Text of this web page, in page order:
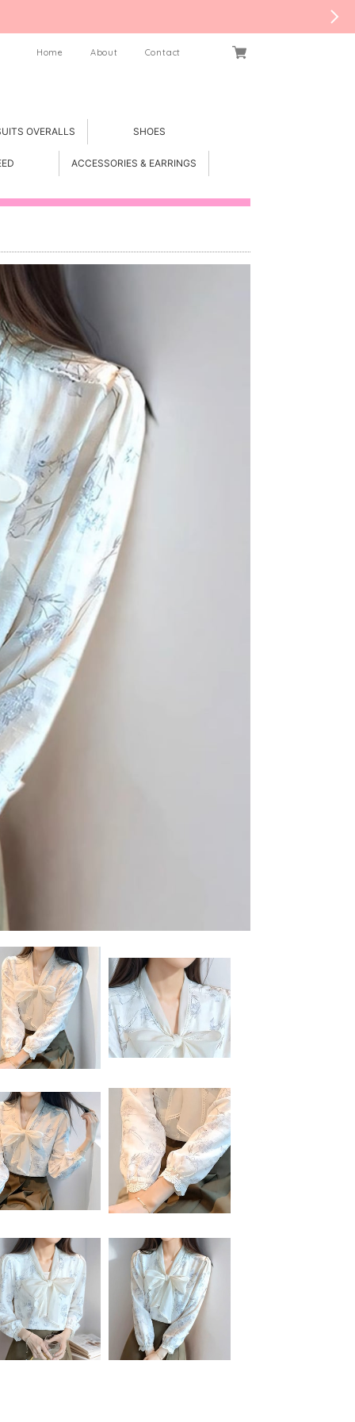
Home About Contact
OVERALLS SHOES
ACCESSORIES & EARRINGS